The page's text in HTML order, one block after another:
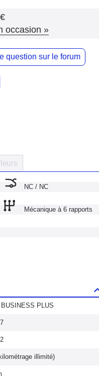
occasion »
question sur le forum
NC / NC
Mécanique à 6 rapports
PLUS
illimité)